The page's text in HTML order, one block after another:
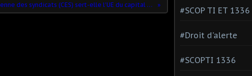
La Confédération européenne des syndicats (CES) sert-elle l'UE du capital ou pas?
#SCOP TI ET 1336
#Droit d'alerte
#SCOPTI 1336